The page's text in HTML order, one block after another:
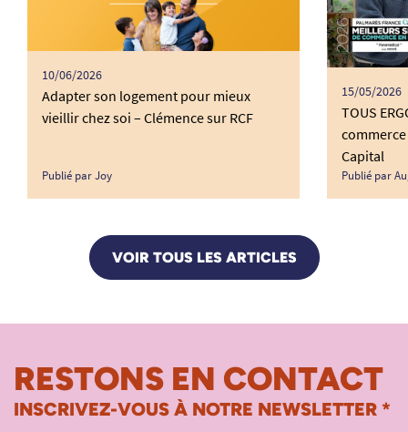
10/06/2026
Adapter son logement pour mieux
vieillir chez soi – Clémence sur RCF
Publié par Joy
15/05/2026
TOUS
Capital
Publié par
VOIR TOUS LES ARTICLES
RESTONS EN CONTACT
INSCRIVEZ-VOUS À NOTRE NEWSLETTER *